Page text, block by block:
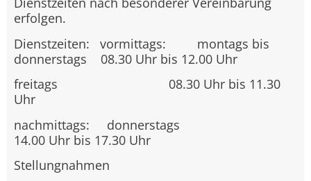
erfolgen.
Dienstzeiten: vormittags: montags bis
donnerstags 08.30 Uhr bis 12.00 Uhr
freitags 08.30 Uhr bis 11.30
Uhr
nachmittags: donnerstags
14.00 Uhr bis 17.30 Uhr
Stellungnahmen